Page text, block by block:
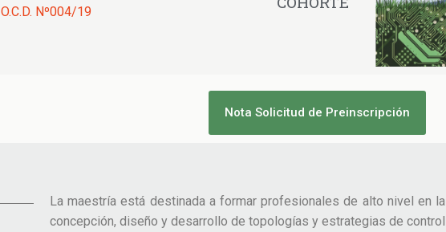
O.C.D. Nº004/19
Nota Solicitud de Preinscripción
La maestría está destinada a formar profesionales de alto nivel en la
concepción, diseño y desarrollo de topologías y estrategias de control